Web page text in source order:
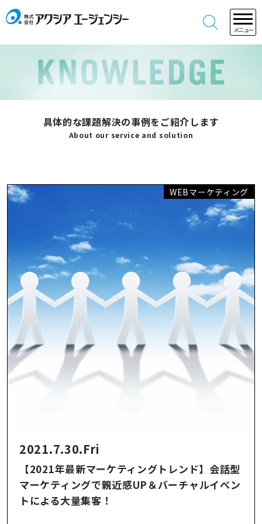
メニュー
具体的な課題解決の事例をご紹介します
About our service and solution
WEBマーケティング
2021.7.30.Fri
【2021年最新マーケティングトレンド】会話型
マーケティングで親近感UP＆バーチャルイベン
トによる大量集客！